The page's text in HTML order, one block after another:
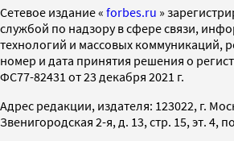
Cетевое издание « forbes.ru »
службой по надзору в сфере связи,
технологий и массовых коммуникаций,
номер и дата принятия решения о
ФС77-82431 от 23 декабря 2021 г.
Адрес редакции, издателя: 123022, г.
Звенигородская 2-я, д. 13, стр. 15, эт. 4,